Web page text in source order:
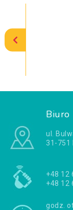
Biuro
ul.
31-751
+48 12
+48 12
godz.